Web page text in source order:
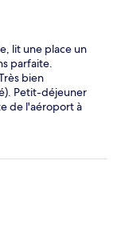
lit une place un
parfaite.
bien
Petit-déjeuner
de l'aéroport à
suis satisfait